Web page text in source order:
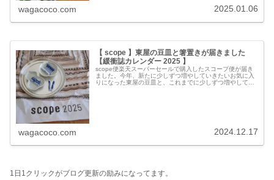
wagacoco.com 2025.01.06
【 scope 】東屋の豆皿と箸置きが届きました
【緩衝誌カレンダー 2025 】
scope便楽天スーパーセールで購入したスコープ便が届き
ました。今年、新たに少しずつ増やしていきたいお気に入
りになった東屋の豆皿と、これまでに少しずつ増やしてき
wagacoco.com 2024.12.17
1日1クリックがブログ更新の励みになってます。